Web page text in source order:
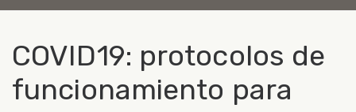
COVID19: protocolos de
funcionamiento para